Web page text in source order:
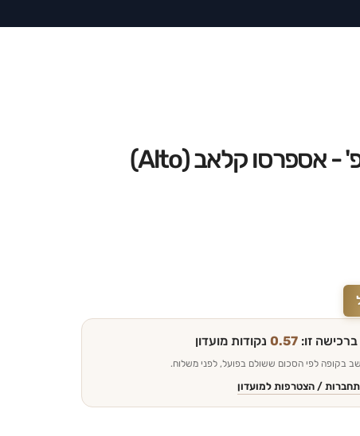
ברכישה זו:0.57 נקודות מועדון
בקופה לפי הסכום ששולם בפועל, לפני משלוח.
/ הצטרפות למועדון